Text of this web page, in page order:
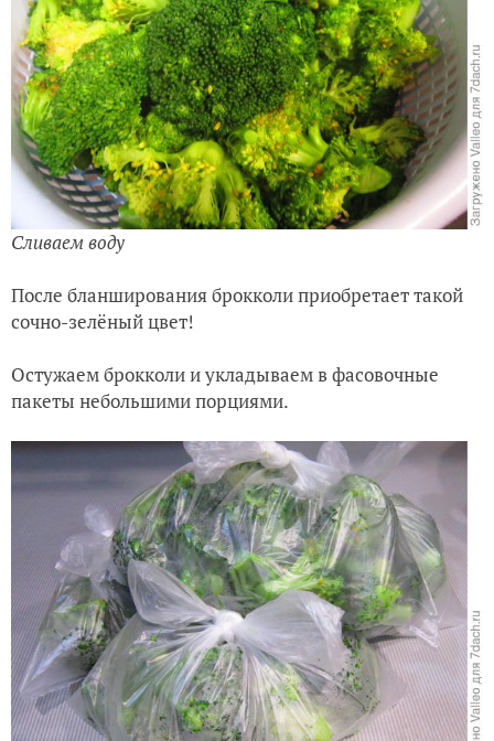
Сливаем воду
После бланширования брокколи приобретает такой
сочно-зелёный цвет!
Остужаем брокколи и укладываем в фасовочные
пакеты небольшими порциями.